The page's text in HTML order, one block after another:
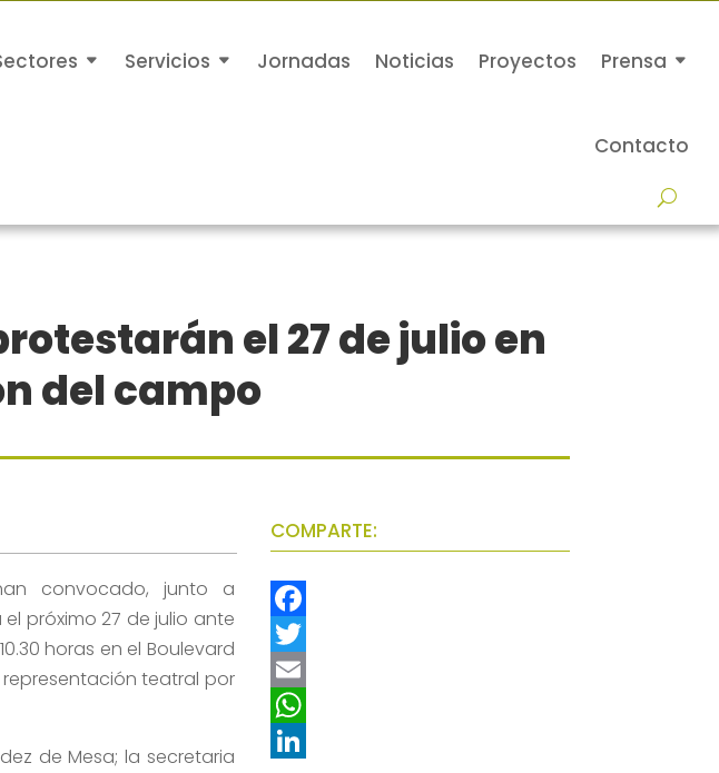
Servicios Jornadas Noticias Proyectos Prensa
Contacto
el 27 de julio en
del campo
convocado, junto a
próximo 27 de julio ante
horas en el Boulevard
teatral por
de Mesa; la secretaria
COMPARTE:
F
a
c
e
T
w
E
m
W